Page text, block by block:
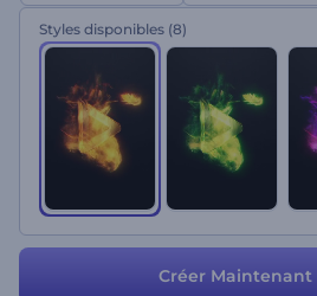
les vidéos promotionnelles, les
introductions d'événements, et plus
Styles disponibles (8)
Créer Maintenant